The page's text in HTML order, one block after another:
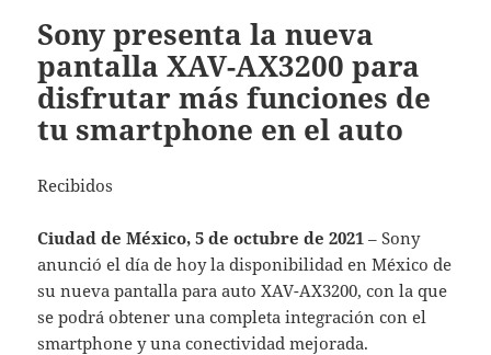
Sony presenta la nueva
pantalla XAV-AX3200 para
disfrutar más funciones de
tu smartphone en el auto
Recibidos
Ciudad de México, 5 de octubre de 2021 – Sony
anunció el día de hoy la disponibilidad en México de
su nueva pantalla para auto XAV-AX3200, con la que
se podrá obtener una completa integración con el
smartphone y una conectividad mejorada.